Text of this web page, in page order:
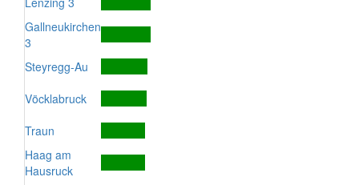
Gallneukirchen
3
Steyregg-Au
Vöcklabruck
Traun
Haag am
Hausruck